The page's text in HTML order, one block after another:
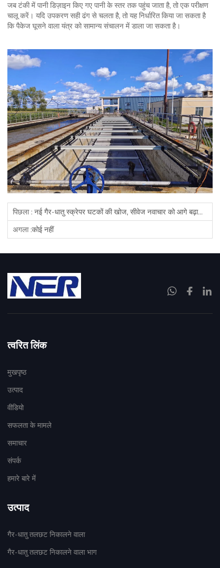
जब टंकी में पानी डिज़ाइन किए गए पानी के स्तर तक पहुंच जाता है, तो एक परीक्षण
चालू करें। यदि उपकरण सही ढंग से चलता है, तो यह निर्धारित किया जा सकता है
कि पैकेज घूसने वाला यंत्र को सामान्य संचालन में डाला जा सकता है।
पिछला :नई गैर-धातु स्क्रेपर घटकों की खोज, सीवेज नवाचार को आगे बढ़ाती है
अगला :कोई नहीं
त्वरित लिंक
मुखपृष्ठ
उत्पाद
वीडियो
सफलता के मामले
समाचार
संपर्क
हमारे बारे में
उत्पाद
गैर-धातु तलछट निकालने वाला
गैर-धातु तलछट निकालने वाला भाग